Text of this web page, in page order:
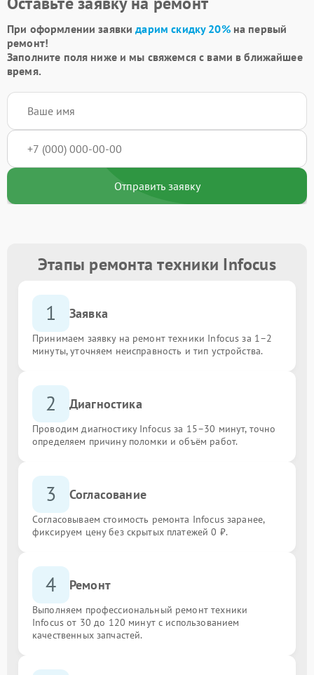
При оформлении заявкидарим скидку 20%на первый
ремонт!
Заполните поля ниже и мы свяжемся с вами в ближайшее
время.
Отправить заявку
Этапы ремонта техники Infocus
1 Заявка
Принимаем заявку на ремонт техники Infocus за 1–2
минуты, уточняем неисправность и тип устройства.
2 Диагностика
Проводим диагностику Infocus за 15–30 минут, точно
определяем причину поломки и объём работ.
3 Согласование
Согласовываем стоимость ремонта Infocus заранее,
фиксируем цену без скрытых платежей 0 ₽.
4 Ремонт
Выполняем профессиональный ремонт техники
Infocus от 30 до 120 минут с использованием
качественных запчастей.